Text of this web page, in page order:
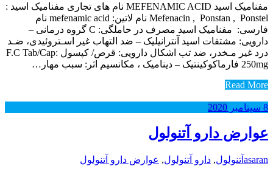
مفنامیک اسید MEFENAMIC ACID نام های تجاری مفنامیک اسید :
Mefenacin , Ponstan , Ponstel نام لاتین: mefenamic acid نام
فارسی: مفنامیک اسید مصرف در حاملگی: C گروه درمانی –
دارویی: مشتقات اسید آنترانیلیک – ضد التهاب غیر اسـتروئیدی‌، ضـد
درد غیر مـخدر، ضد تب اشکال دارویی: قرص/ کپسول F.C Tab/Cap:
250mg فارماکوکینتیک – دینامیک ، مکانسیم اثر: سبب مهار…
Read More
8 سپتامبر 2020
عوارض دارو آتنولول
asaran آتنولول, دارو آتنولول, عوارض دارو آتنولول